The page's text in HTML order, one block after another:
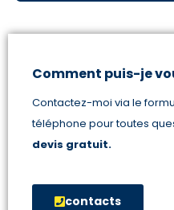
Comment puis-je
Contactez-moi via le
téléphone pour toutes
devis gratuit.
contacts